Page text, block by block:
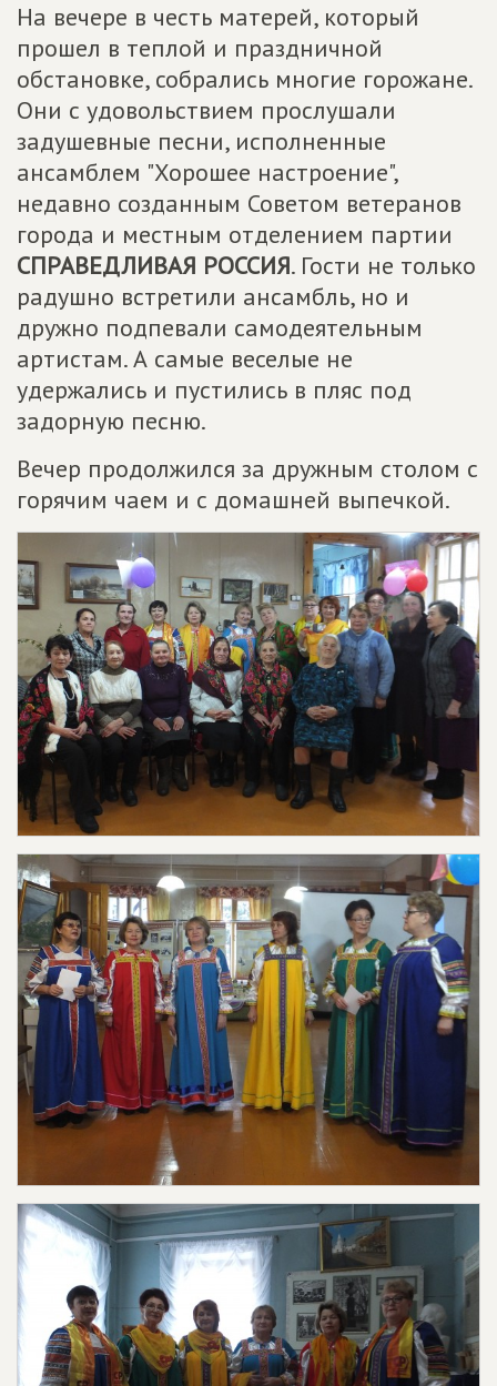
На вечере в честь матерей, который
прошел в теплой и праздничной
обстановке, собрались многие горожане.
Они с удовольствием прослушали
задушевные песни, исполненные
ансамблем "Хорошее настроение",
недавно созданным Советом ветеранов
города и местным отделением партии
СПРАВЕДЛИВАЯ РОССИЯ. Гости не только
радушно встретили ансамбль, но и
дружно подпевали самодеятельным
артистам. А самые веселые не
удержались и пустились в пляс под
задорную песню.
Вечер продолжился за дружным столом с
горячим чаем и с домашней выпечкой.